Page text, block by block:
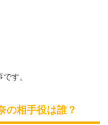
す。
の相手役は誰？